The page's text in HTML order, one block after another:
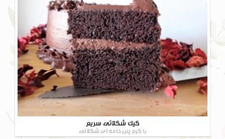
کیک شکلاتی سریع
با کرم پنیر خامه ای شکلاتی